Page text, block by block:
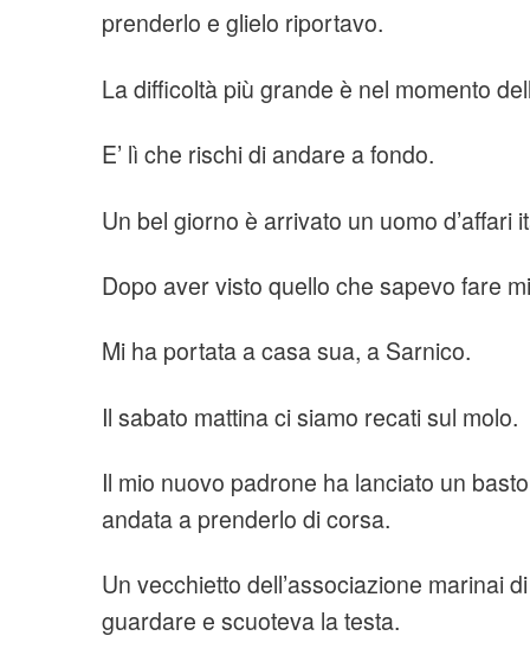
prenderlo e glielo riportavo.
La difficoltà più grande è nel momento
E’ lì che rischi di andare a fondo.
Un bel giorno è arrivato un uomo d’affari
Dopo aver visto quello che sapevo fare
Mi ha portata a casa sua, a Sarnico.
Il sabato mattina ci siamo recati sul molo.
Il mio nuovo padrone ha lanciato un
andata a prenderlo di corsa.
Un vecchietto dell’associazione marinai
guardare e scuoteva la testa.